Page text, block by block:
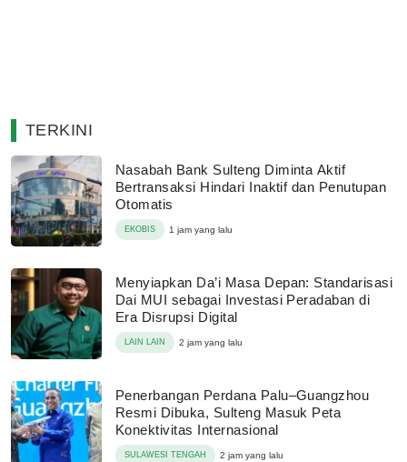
TERKINI
Nasabah Bank Sulteng Diminta Aktif
Bertransaksi Hindari Inaktif dan Penutupan
Otomatis
EKOBIS 1 jam yang lalu
Menyiapkan Da’i Masa Depan: Standarisasi
Dai MUI sebagai Investasi Peradaban di
Era Disrupsi Digital
LAIN LAIN 2 jam yang lalu
Penerbangan Perdana Palu–Guangzhou
Resmi Dibuka, Sulteng Masuk Peta
Konektivitas Internasional
SULAWESI TENGAH 2 jam yang lalu